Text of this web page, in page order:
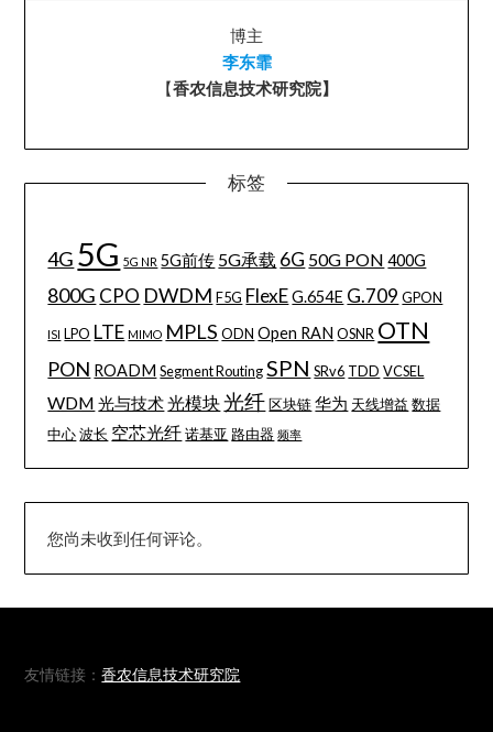
博主
李东霏
【香农信息技术研究院】
标签
4G 5G 5G NR 5G前传 5G承载 6G 50G PON 400G
800G CPO DWDM F5G FlexE G.654E G.709 GPON
ISI LPO LTE MIMO MPLS ODN Open RAN OSNR OTN
PON ROADM Segment Routing SPN SRv6 TDD VCSEL
WDM 光与技术 光模块光纤 区块链 华为 天线增益 数据
中心 波长 空芯光纤 诺基亚 路由器 频率
您尚未收到任何评论。
友情链接：香农信息技术研究院